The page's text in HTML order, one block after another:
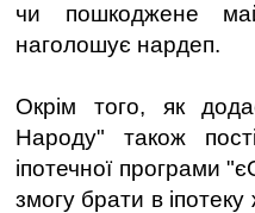
чи пошкоджене
наголошує нардеп.
Окрім того, як
Народу" також
іпотечної програми
змогу брати в